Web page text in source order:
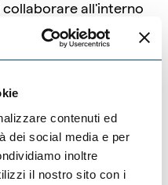
contenuti ed
dei social media e per
inoltre
il nostro sito con i
all'interno
in autonomia le
produzione delle
3D, con
di texture/mapping,
standard del